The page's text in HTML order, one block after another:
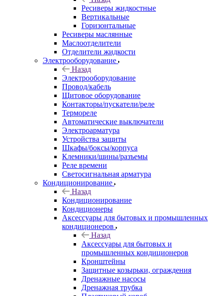
Ресиверы жидкостные
Вертикальные
Горизонтальные
Ресиверы маслянные
Маслоотделители
Отделители жидкости
Электрооборудование
Назад
Электрооборудование
Провод/кабель
Щитовое оборудование
Контакторы/пускатели/реле
Термореле
Автоматические выключатели
Электроарматура
Устройства защиты
Шкафы/боксы/корпуса
Клемники/шины/разъемы
Реле времени
Светосигнальная арматура
Кондиционирование
Назад
Кондиционирование
Кондиционеры
Аксессуары для бытовых и промышленных
кондиционеров
Назад
Аксессуары для бытовых и
промышленных кондиционеров
Кронштейны
Защитные козырьки, ограждения
Дренажные насосы
Дренажная трубка